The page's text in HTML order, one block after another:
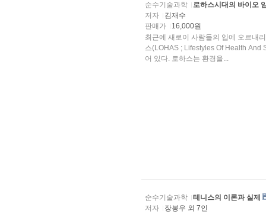
순수기술과학
로하스시대의 바이오
저자
김재수
판매가
16,000원
최근에 새로이 사람들의 입에 오르내
스(LOHAS ; Lifestyles Of Health And
어 있다. 로하스는 환경을...
순수기술과학
테니스의 이론과 실제
저자
장봉우 외 7인